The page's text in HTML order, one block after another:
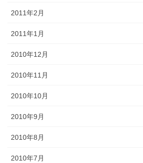
2011年2月
2011年1月
2010年12月
2010年11月
2010年10月
2010年9月
2010年8月
2010年7月